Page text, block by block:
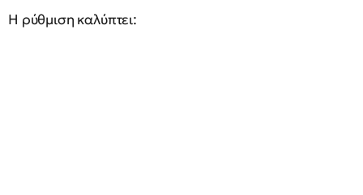
Η ρύθμιση καλύπτει: